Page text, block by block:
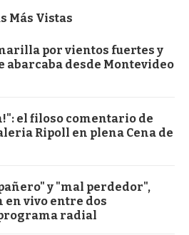
Más Vistas
por vientos fuertes y
abarcaba desde Montevideo
el filoso comentario de
Ripoll en plena Cena de
y "mal perdedor",
vivo entre dos
radial